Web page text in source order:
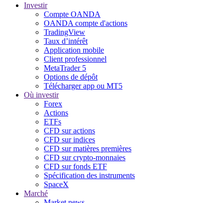
Investir
Compte OANDA
OANDA compte d'actions
TradingView
Taux d’intérêt
Application mobile
Client professionnel
MetaTrader 5
Options de dépôt
Télécharger app ou MT5
Où investir
Forex
Actions
ETFs
CFD sur actions
CFD sur indices
CFD sur matières premières
CFD sur crypto-monnaies
CFD sur fonds ETF
Spécification des instruments
SpaceX
Marché